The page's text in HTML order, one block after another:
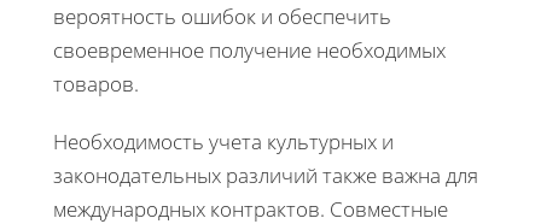
вероятность ошибок и обеспечить
своевременное получение необходимых
товаров.
Необходимость учета культурных и
законодательных различий также важна для
международных контрактов. Совместные